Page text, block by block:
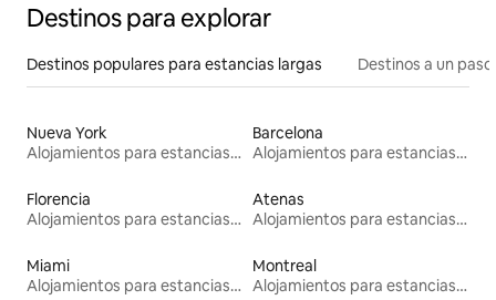
Destinos para explorar
Destinos populares para estancias largas Destinos a un
Nueva York
Alojamientos para estancias largas
Barcelona
Alojamientos para estancias largas
Florencia
Alojamientos para estancias largas
Atenas
Alojamientos para estancias largas
Miami
Alojamientos para estancias largas
Montreal
Alojamientos para estancias largas